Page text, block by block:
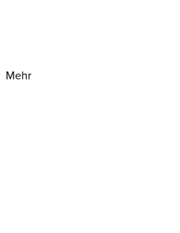
Mehr